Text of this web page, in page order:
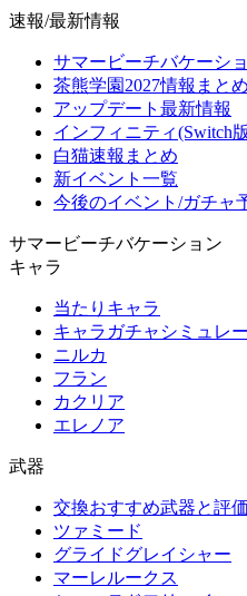
速報/最新情報
サマービーチバケーシ
茶熊学園2027情報まとめ
アップデート最新情報
インフィニティ(Switch
白猫速報まとめ
新イベント一覧
今後のイベント/ガチャ
サマービーチバケーション
キャラ
当たりキャラ
キャラガチャシミュレ
ニルカ
フラン
カクリア
エレノア
武器
交換おすすめ武器と評価
ツァミード
グライドグレイシャー
マーレルークス